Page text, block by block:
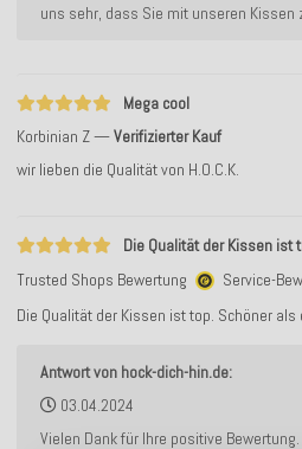
uns sehr, dass Sie mit unseren
Mega cool
Korbinian Z
Verifizierter Kauf
wir lieben die Qualität von H.O.C.K.
Die Qualität der Kissen ist
Trusted Shops Bewertung
Service-
Die Qualität der Kissen ist top. Schöner als
Antwort von hock-dich-hin.de:
03.04.2024
Vielen Dank für Ihre positive